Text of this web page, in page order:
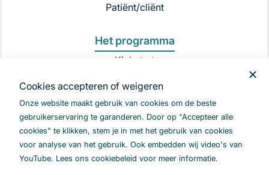
Cookies accepteren of weigeren
Onze website maakt gebruik van cookies om de beste
gebruikerservaring te garanderen. Door op "Accepteer alle
cookies" te klikken, stem je in met het gebruik van cookies
voor analyse van het gebruik. Ook embedden wij video's van
YouTube. Lees ons cookiebeleid voor meer informatie.
Patiënt/cliënt
Het programma
Kickstart
Achtergrond
Begrippenlijst
Kennisbank
FAQ